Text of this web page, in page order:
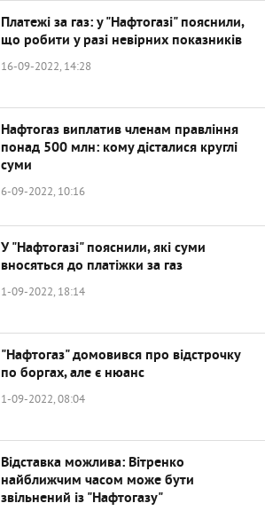
Платежі за газ: у "Нафтогазі" пояснили,
що робити у разі невірних показників
16-09-2022, 14:28
Нафтогаз виплатив членам правління
понад 500 млн: кому дісталися круглі
суми
6-09-2022, 10:16
У "Нафтогазі" пояснили, які суми
вносяться до платіжки за газ
1-09-2022, 18:14
"Нафтогаз" домовився про відстрочку
по боргах, але є нюанс
1-09-2022, 08:04
Відставка можлива: Вітренко
найближчим часом може бути
звільнений із "Нафтогазу"